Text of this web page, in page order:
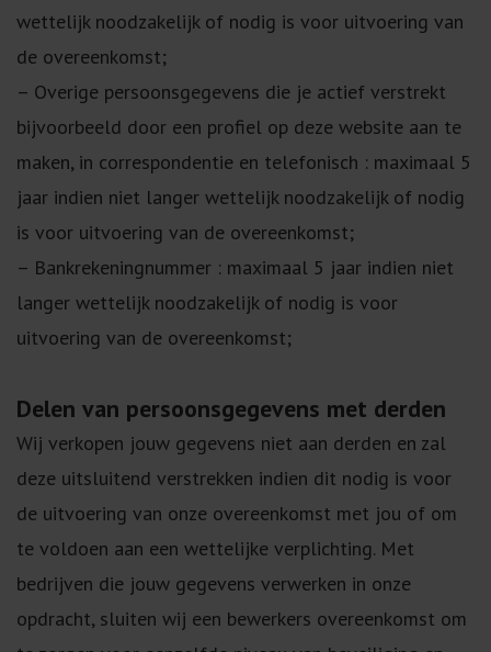
wettelijk noodzakelijk of nodig is voor uitvoering van
de overeenkomst;
– Overige persoonsgegevens die je actief verstrekt
bijvoorbeeld door een profiel op deze website aan te
maken, in correspondentie en telefonisch : maximaal 5
jaar indien niet langer wettelijk noodzakelijk of nodig
is voor uitvoering van de overeenkomst;
– Bankrekeningnummer : maximaal 5 jaar indien niet
langer wettelijk noodzakelijk of nodig is voor
uitvoering van de overeenkomst;
Delen van persoonsgegevens met derden
Wij verkopen jouw gegevens niet aan derden en zal
deze uitsluitend verstrekken indien dit nodig is voor
de uitvoering van onze overeenkomst met jou of om
te voldoen aan een wettelijke verplichting. Met
bedrijven die jouw gegevens verwerken in onze
opdracht, sluiten wij een bewerkers overeenkomst om